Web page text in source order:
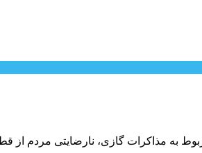
به مذاکرات گازی، نارضایتی مردم از